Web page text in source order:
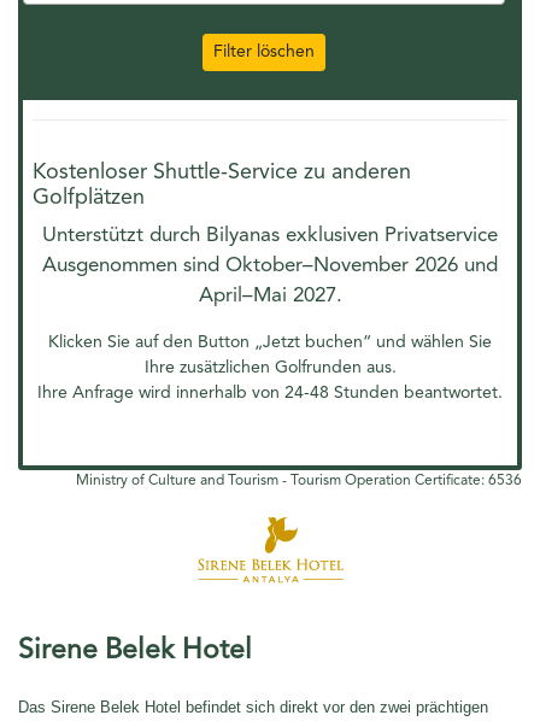
Filter löschen
Kostenloser Shuttle-Service zu anderen
Golfplätzen
Unterstützt durch Bilyanas exklusiven Privatservice
Ausgenommen sind Oktober–November 2026 und
April–Mai 2027.
Klicken Sie auf den Button „Jetzt buchen“ und wählen Sie
Ihre zusätzlichen Golfrunden aus.
Ihre Anfrage wird innerhalb von 24-48 Stunden beantwortet.
Ministry of Culture and Tourism - Tourism Operation Certificate: 6536
Sirene Belek Hotel
Das Sirene Belek Hotel befindet sich direkt vor den zwei prächtigen